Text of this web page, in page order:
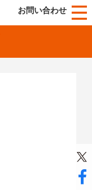
お問い合わせ